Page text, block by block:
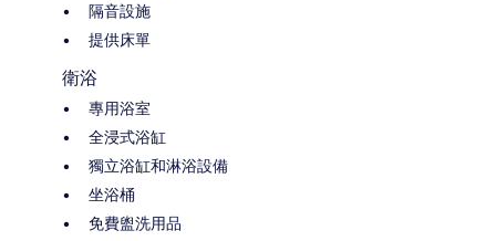
隔音設施
提供床單
衛浴
專用浴室
全浸式浴缸
獨立浴缸和淋浴設備
坐浴桶
免費盥洗用品